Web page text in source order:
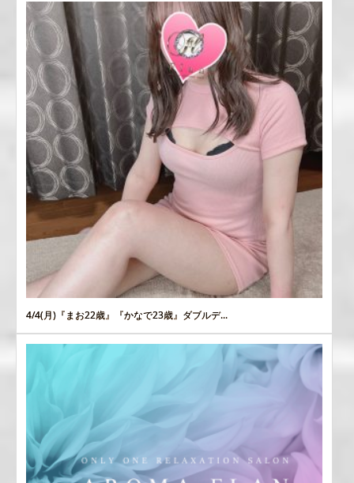
4/4(月)『まお22歳』『かなで23歳』ダブルデ...